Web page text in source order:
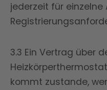
jederzeit für
3.3 Ein Vertrag über
kommt zustande,